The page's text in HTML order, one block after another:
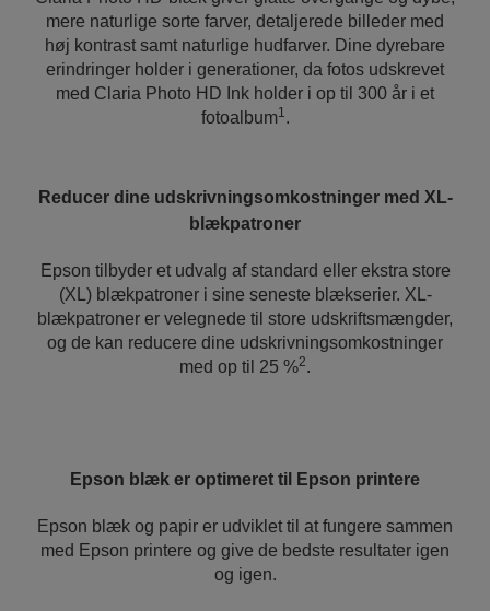
mere naturlige sorte farver, detaljerede billeder med
høj kontrast samt naturlige hudfarver. Dine dyrebare
erindringer holder i generationer, da fotos udskrevet
med Claria Photo HD Ink holder i op til 300 år i et
fotoalbum1.
Reducer dine udskrivningsomkostninger med XL-
blækpatroner
Epson tilbyder et udvalg af standard eller ekstra store
(XL) blækpatroner i sine seneste blækserier. XL-
blækpatroner er velegnede til store udskriftsmængder,
og de kan reducere dine udskrivningsomkostninger
med op til 25 %2.
Epson blæk er optimeret til Epson printere
Epson blæk og papir er udviklet til at fungere sammen
med Epson printere og give de bedste resultater igen
og igen.